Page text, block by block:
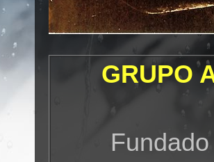
GRUPO